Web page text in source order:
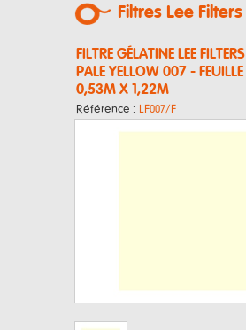
Filtres Lee Filters
FILTRE GÉLATINE LEE FILTERS
PALE YELLOW 007 - FEUILLE
0,53M X 1,22M
Référence : LF007/F